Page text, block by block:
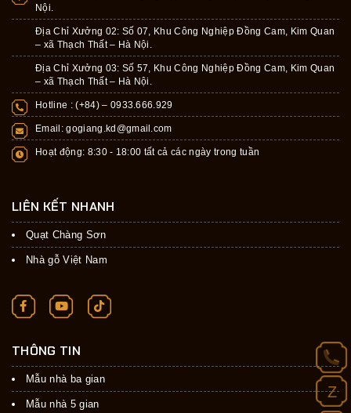
Nội.
Địa Chỉ Xưởng 02: Số 07, Khu Công Nghiệp Đồng Cam, Kim Quan
– xã Thạch Thất – Hà Nội.
Địa Chỉ Xưởng 03: Số 57, Khu Công Nghiệp Đồng Cam, Kim Quan
– xã Thạch Thất – Hà Nội.
Hotline : (+84) – 0933.666.929
Email:gogiang.kd@gmail.com
Hoạt động: 8:30 - 18:00 tất cả các ngày trong tuần
LIÊN KẾT NHANH
Quạt Chàng Sơn
Nhà gỗ Việt Nam
THÔNG TIN
Mẫu nhà ba gian
Mẫu nhà 5 gian
Z